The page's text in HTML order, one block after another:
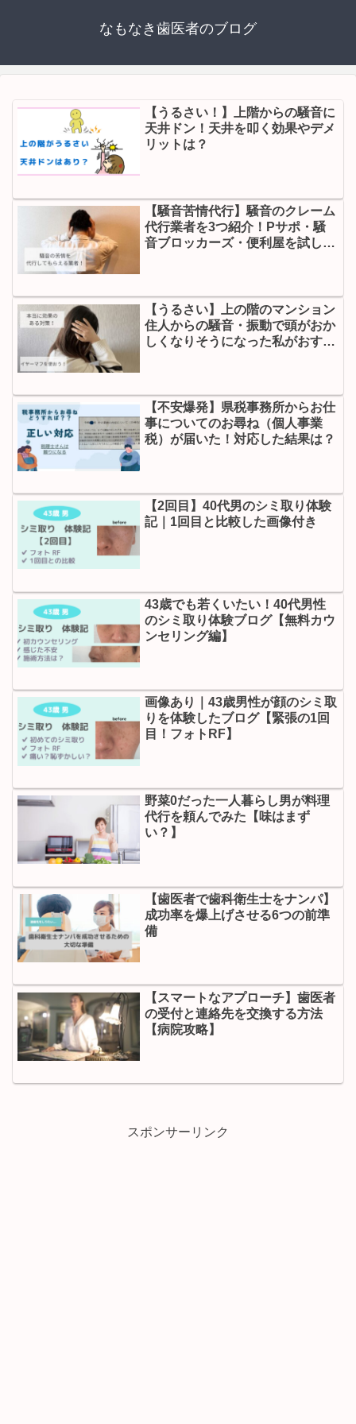
なもなき歯医者のブログ
【うるさい！】上階からの騒音に
天井ドン！天井を叩く効果やデメ
リットは？
【騒音苦情代行】騒音のクレーム
代行業者を3つ紹介！Pサポ・騒
音ブロッカーズ・便利屋を試した
【うるさい】上の階のマンション
住人からの騒音・振動で頭がおか
しくなりそうになった私がおすす
【不安爆発】県税事務所からお仕
事についてのお尋ね（個人事業
税）が届いた！対応した結果は？
【2回目】40代男のシミ取り体験
記｜1回目と比較した画像付き
43歳でも若くいたい！40代男性
のシミ取り体験ブログ【無料カウ
ンセリング編】
画像あり｜43歳男性が顔のシミ取
りを体験したブログ【緊張の1回
目！フォトRF】
野菜0だった一人暮らし男が料理
代行を頼んでみた【味はまず
い？】
【歯医者で歯科衛生士をナンパ】
成功率を爆上げさせる6つの前準
備
【スマートなアプローチ】歯医者
の受付と連絡先を交換する方法
【病院攻略】
スポンサーリンク